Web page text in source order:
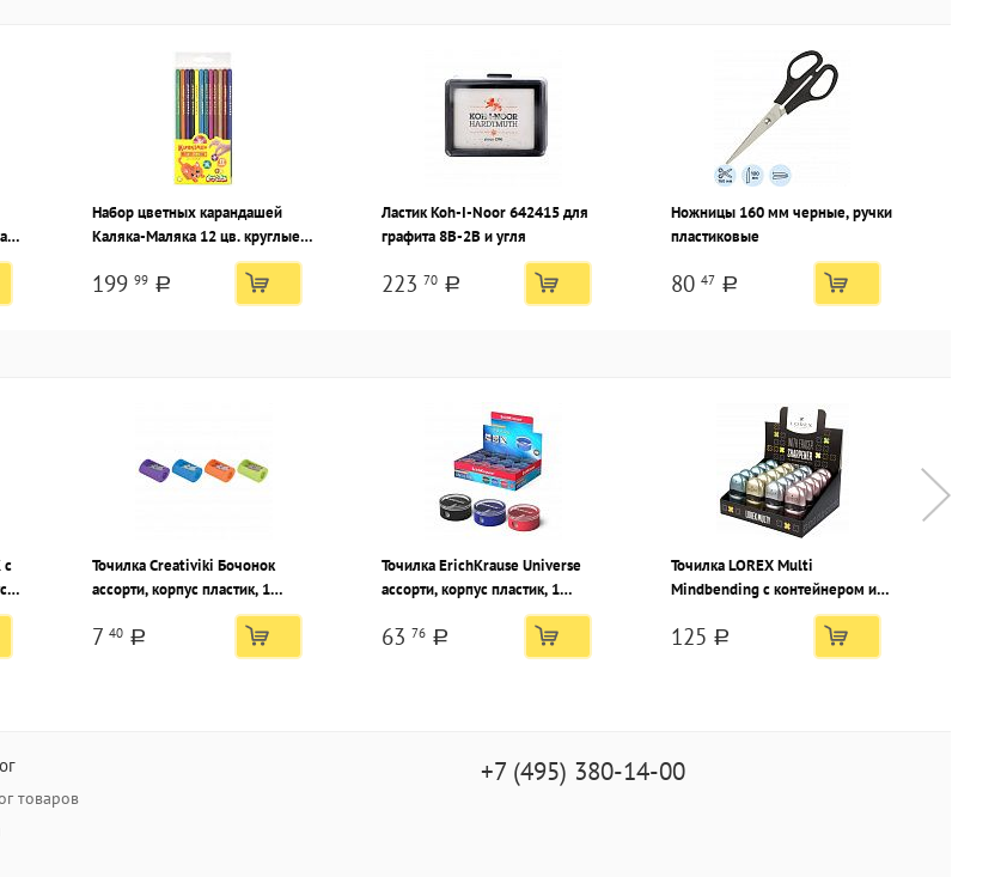
Набор цветных карандашей
Каляка-Маляка 12 цв. круглые,
пластиковые со стразами, в
пластиковой упаковке
199 99 a
Ластик Koh-I-Noor 642415 для
графита 8В-2В и угля
223 70 a
Ножницы 160 мм черные, ручки
пластиковые
80 47 a
с
Точилка Creativiki Бочонок
ассорти, корпус пластик, 1
7 40 a
Точилка ErichKrause Universe
ассорти, корпус пластик, 1
63 76 a
Точилка LOREX Multi
Mindbending с контейнером и
ластиком, ассорти, корпус
пластик, 1 отверстие, в дисплее
125 a
товаров
+7 (495) 380-14-00